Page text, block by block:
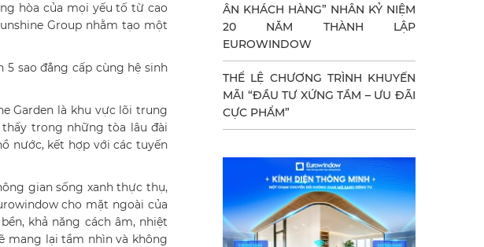
hòa của mọi yếu tố từ cao
Group nhằm tạo một
sao đẳng cấp cùng hệ sinh
Garden là khu vực lõi trung
trong những tòa lâu đài
nước, kết hợp với các tuyến
gian sống xanh thực thụ,
cho mặt ngoài của
khả năng cách âm, nhiệt
mang lại tầm nhìn và không
ÂN KHÁCH HÀNG” NHÂN KỶ NIỆM
20 NĂM THÀNH LẬP
EUROWINDOW
THỂ LỆ CHƯƠNG TRÌNH KHUYẾN
MÃI “ĐẦU TƯ XỨNG TẦM – ƯU ĐÃI
CỰC PHẨM”